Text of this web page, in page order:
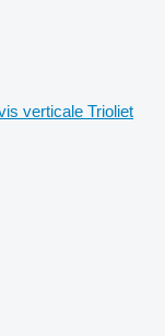
verticale Trioliet